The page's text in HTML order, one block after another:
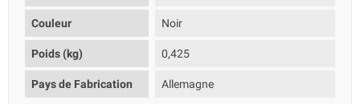
Couleur Noir
Poids (kg) 0,425
Pays de Fabrication Allemagne